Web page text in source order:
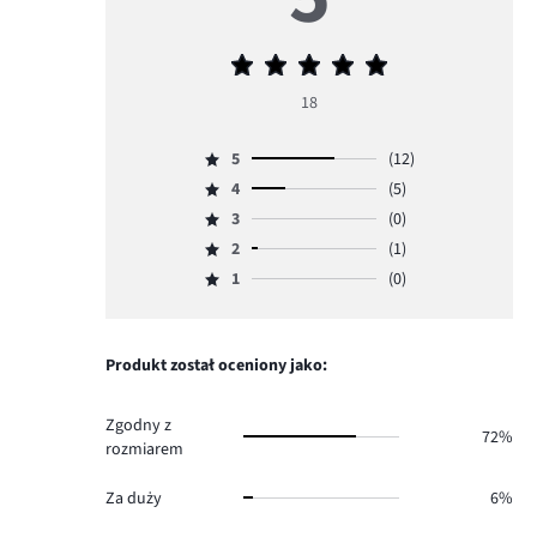
Średnia
5
18
Ocena
5,
ilość
głosów
5
(12)
Ocena
4,
ilość
głosów
4
(5)
Ocena
3,
ilość
3
(0)
Ocena
2,
1.
2
(1)
Ocena
głosów
1 (0)
Produkt został oceniony jako:
Zgodny z
rozmiarem
72%
Za duży 6%